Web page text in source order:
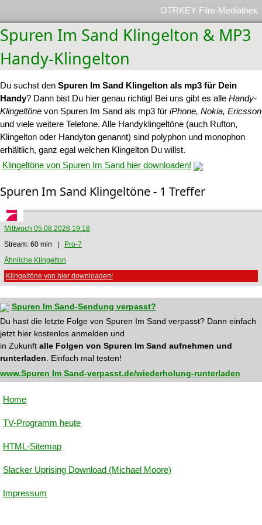
OTRKEY Film-Mediathek
Spuren Im Sand Klingelton & MP3
Handy-Klingelton
Du suchst den Spuren Im Sand Klingelton als mp3 für Dein
Handy? Dann bist Du hier genau richtig! Bei uns gibt es alle Handy-
Klingeltöne von Spuren Im Sand als mp3 für iPhone, Nokia, Ericsson
und viele weitere Telefone. Alle Handyklingeltöne (auch Rufton,
Klingelton oder Handyton genannt) sind polyphon und monophon
erhältlich, ganz egal welchen Klingelton Du willst.
Klingeltöne von Spuren Im Sand hier downloaden!
Spuren Im Sand Klingeltöne - 1 Treffer
Mittwoch 05.08.2026 19:18
Stream: 60 min |
Pro-7
Ähnliche Klingelton
Klingeltöne von hier downloaden!
Spuren Im Sand-Sendung verpasst?
Du hast die letzte Folge von Spuren Im Sand verpasst? Dann einfach
jetzt hier kostenlos anmelden und
in Zukunft alle Folgen von Spuren Im Sand aufnehmen und
runterladen . Einfach mal testen!
www.Spuren Im Sand-verpasst.de/wiederholung-runterladen
Home
TV-Programm heute
HTML-Sitemap
Slacker Uprising Download (Michael Moore)
Impressum